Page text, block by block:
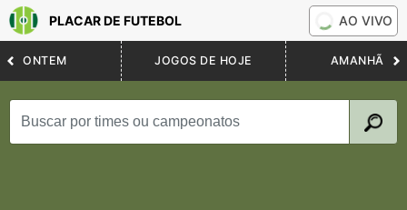
PLACAR DE FUTEBOL AO VIVO
ONTEM JOGOS DE HOJE AMANHÃ